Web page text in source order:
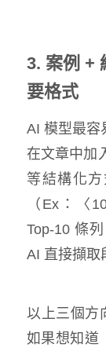
3. 案例 +
要格式
AI 模型最容
在文章中加
等結構化
（Ex：〈
Top-10 條
AI 直接擷取
以上三個方
如果想知道